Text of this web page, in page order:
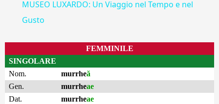
MUSEO LUXARDO: Un Viaggio nel Tempo e nel
Gusto
FEMMINILE
SINGOLARE
Nom.
murrheă
Gen.
murrheae
Dat.
murrheae